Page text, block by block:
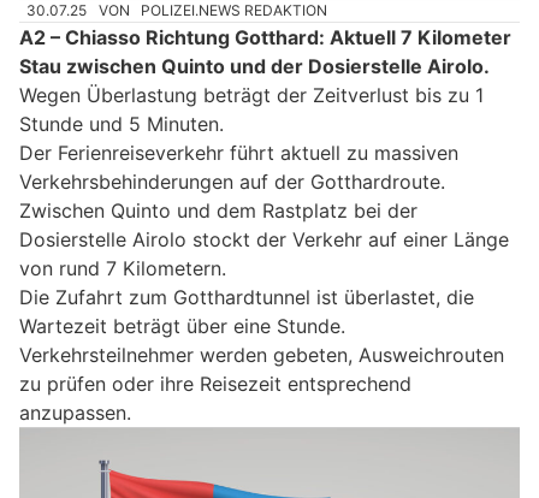
30.07.25 VON POLIZEI.NEWS REDAKTION
A2 – Chiasso Richtung Gotthard: Aktuell 7 Kilometer
Stau zwischen Quinto und der Dosierstelle Airolo.
Wegen Überlastung beträgt der Zeitverlust bis zu 1
Stunde und 5 Minuten.
Der Ferienreiseverkehr führt aktuell zu massiven
Verkehrsbehinderungen auf der Gotthardroute.
Zwischen Quinto und dem Rastplatz bei der
Dosierstelle Airolo stockt der Verkehr auf einer Länge
von rund 7 Kilometern.
Die Zufahrt zum Gotthardtunnel ist überlastet, die
Wartezeit beträgt über eine Stunde.
Verkehrsteilnehmer werden gebeten, Ausweichrouten
zu prüfen oder ihre Reisezeit entsprechend
anzupassen.